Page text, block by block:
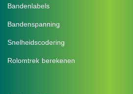
Bandenlabels
Bandenspanning
Snelheidscodering
Rolomtrek berekenen